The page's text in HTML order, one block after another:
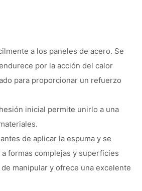
a los paneles de acero. Se
por la acción del calor
para proporcionar un refuerzo
inicial permite unirlo a una
de aplicar la espuma y se
formas complejas y superficies
manipular y ofrece una excelente